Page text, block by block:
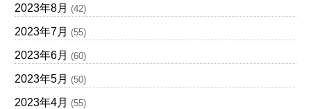
2023年8月 (42)
2023年7月 (55)
2023年6月 (60)
2023年5月 (50)
2023年4月 (55)